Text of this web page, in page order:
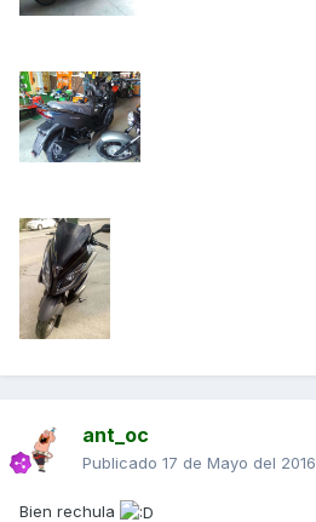
ant_oc
Publicado 17 de Mayo del 2016
Bien rechula